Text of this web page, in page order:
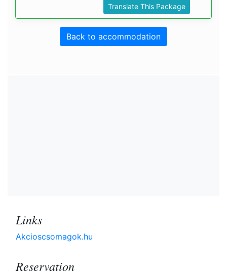
Translate This Package
Back to accommodation
Links
Akcioscsomagok.hu
Reservation